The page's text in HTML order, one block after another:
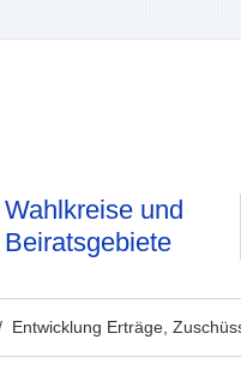
Wahlkreise und
Beiratsgebiete
Entwicklung Erträge,